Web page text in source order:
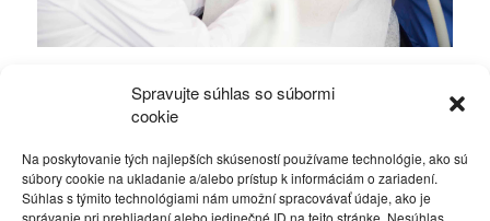
Spravujte súhlas so súbormi
cookie
Na poskytovanie tých najlepších skúseností používame technológie, ako sú
súbory cookie na ukladanie a/alebo prístup k informáciám o zariadení.
Súhlas s týmito technológiami nám umožní spracovávať údaje, ako je
správanie pri prehliadaní alebo jedinečné ID na tejto stránke. Nesúhlas
neodkladať?
Zdravie a krása 15. júla 2026